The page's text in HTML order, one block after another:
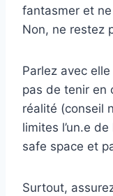
fantasmer et ne
Non, ne restez
Parlez avec
pas de tenir en
réalité (conseil
limites l’un.e de
safe space et
Surtout,